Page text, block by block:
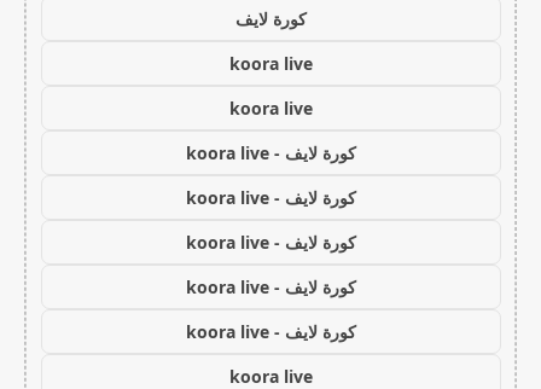
كورة لايف
koora live
koora live
كورة لايف - koora live
كورة لايف - koora live
كورة لايف - koora live
كورة لايف - koora live
كورة لايف - koora live
koora live